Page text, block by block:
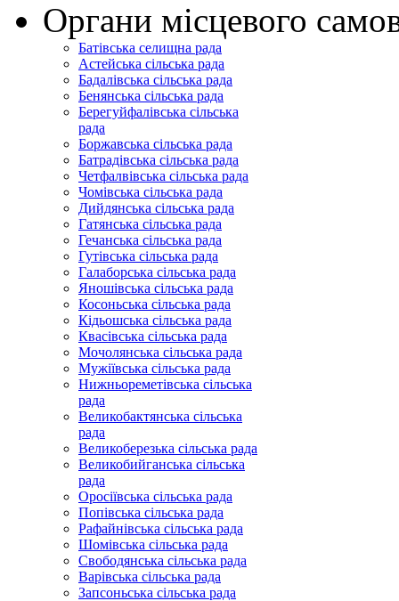
Органи місцевого
Батівська селищна рада
Астейська сільська рада
Бадалівська сільська рада
Бенянська сільська рада
Берегуйфалівська сільська
рада
Боржавська сільська рада
Батрадівська сільська рада
Четфалвівська сільська рада
Чомівська сільська рада
Дийдянська сільська рада
Гатянська сільська рада
Гечанська сільська рада
Гутівська сільська рада
Галаборська сільська рада
Яношівська сільська рада
Косоньська сільська рада
Кідьошська сільська рада
Квасівська сільська рада
Мочолянська сільська рада
Мужіївська сільська рада
Нижньореметівська сільська
рада
Великобактянська сільська
рада
Великоберезька сільська рада
Великобийганська сільська
рада
Оросіївська сільська рада
Попівська сільська рада
Рафайнівська сільська рада
Шомівська сільська рада
Свободянська сільська рада
Варівська сільська рада
Запсоньська сільська рада